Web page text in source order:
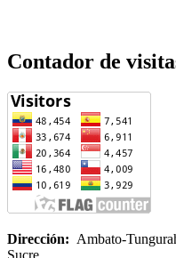
Contador de
Dirección: Ambato-